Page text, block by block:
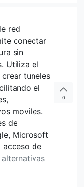
red
conectar
sin
Utiliza el
tuneles
el
moviles.
de
Microsoft
acceso de
alternativas
0